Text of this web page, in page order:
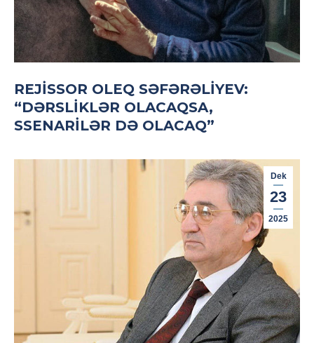
REJISSOR OLEQ SƏFƏRƏLIYEV:
“DƏRSLIKLƏR OLACAQSA,
SSENARILƏR DƏ OLACAQ”
Dek
23
2025